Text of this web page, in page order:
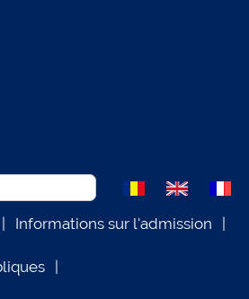
Informations sur l'admission